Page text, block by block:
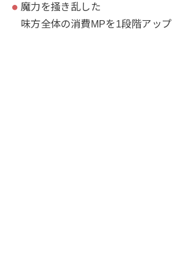
魔力を掻き乱した
味方全体の消費MPを1段階アップ